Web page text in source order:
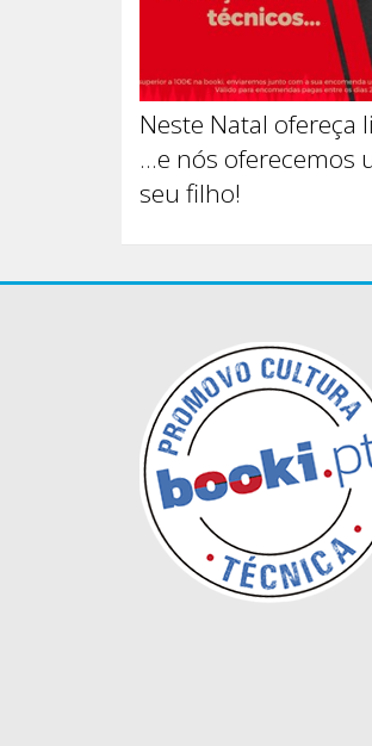
Neste Natal ofereça
...e nós oferecemos
seu filho!